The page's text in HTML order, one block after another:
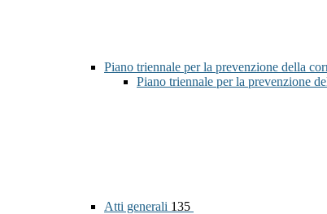
Piano triennale per la prevenzione della
Piano triennale per la prevenzione
Atti generali 135